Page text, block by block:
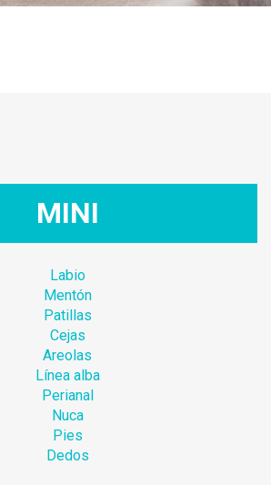
MINI
Labio
Mentón
Patillas
Cejas
Areolas
Línea alba
Perianal
Nuca
Pies
Dedos